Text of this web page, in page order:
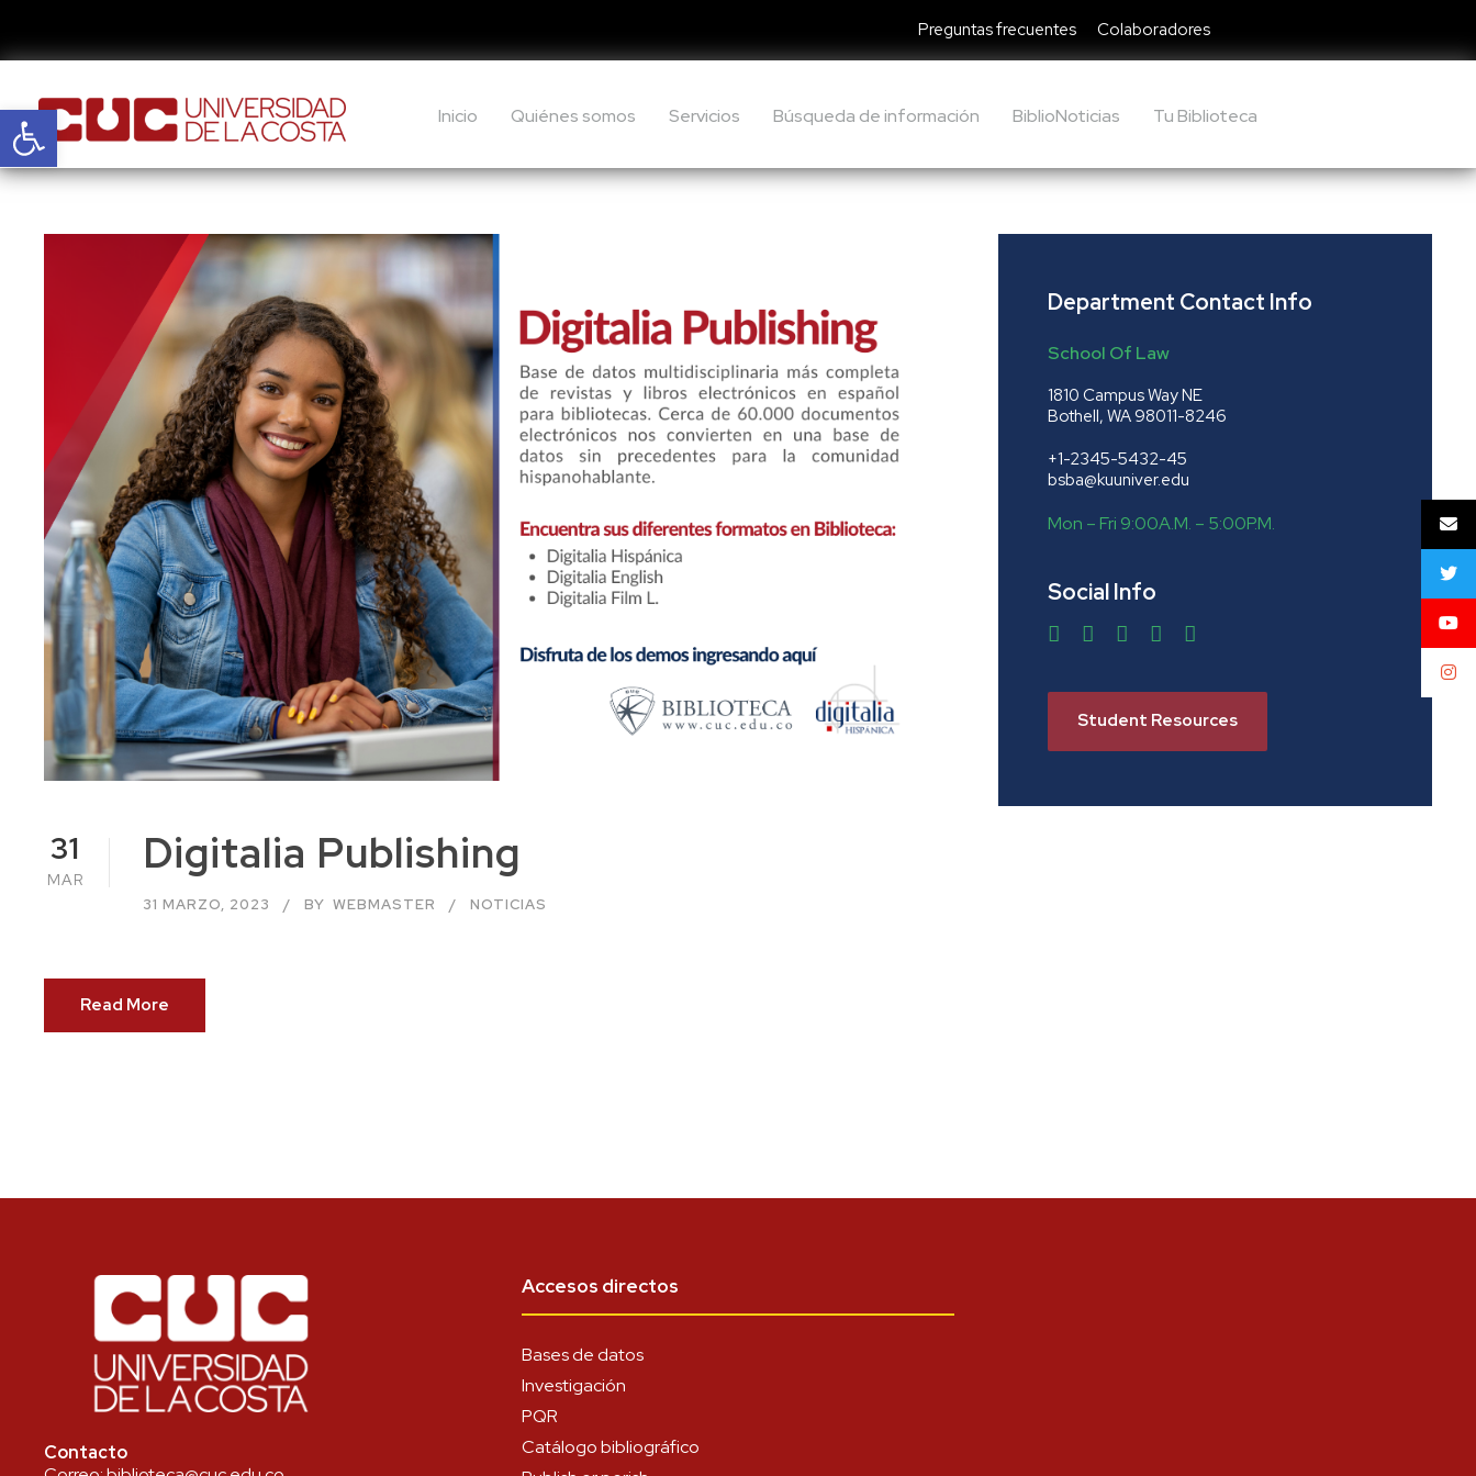
Abrir barra de herramientas
Preguntas frecuentes Colaboradores
Inicio Quiénes somos Servicios Búsqueda de información BiblioNoticias Tu Biblioteca
31
MAR Digitalia Publishing
31 MARZO, 2023 BY WEBMASTER NOTICIAS
Read More
Department Contact Info
School Of Law
1810 Campus Way NE
Bothell, WA 98011-8246
+1-2345-5432-45
bsba@kuuniver.edu
Mon – Fri 9:00A.M. – 5:00P.M.
Social Info
Student Resources
Contacto
Accesos directos
Bases de datos
Investigación
PQR
Catálogo bibliográfico